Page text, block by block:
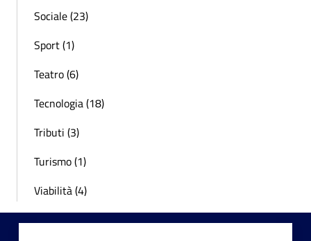
Sociale (23)
Sport (1)
Teatro (6)
Tecnologia (18)
Tributi (3)
Turismo (1)
Viabilità (4)